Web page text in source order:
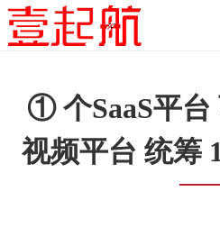
① 个SaaS平
视频平台 统筹